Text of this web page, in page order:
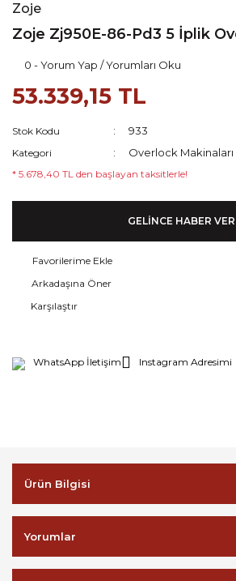
Zoje
Zoje Zj950E-86-Pd3 5 İplik
0 - Yorum Yap / Yorumları Oku
53.339,15 TL
Stok Kodu 933
Kategori Overlock Makinaları
* 5.678,40 TL den başlayan taksitlerle!
GELİNCE HABER VER
Arkadaşına Öner
Karşılaştır
WhatsApp İletişim Instagram Adresimi
Ürün Bilgisi
Yorumlar